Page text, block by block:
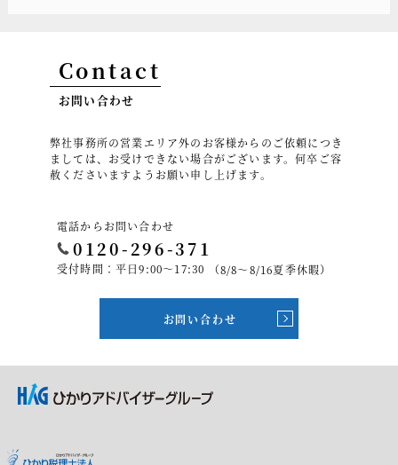
Contact
お問い合わせ
弊社事務所の営業エリア外のお客様からのご依頼につき
ましては、お受けできない場合がございます。何卒ご容
赦くださいますようお願い申し上げます。
電話からお問い合わせ
0120-296-371
受付時間：平日9:00～17:30 （8/8～8/16夏季休暇）
お問い合わせ